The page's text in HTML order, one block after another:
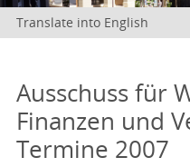
Translate into English
Ausschuss für
Finanzen und
Termine 2007